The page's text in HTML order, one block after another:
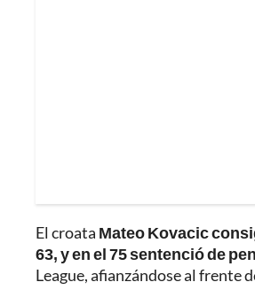
El croata Mateo Kovacic
63, y en el 75 sentenció de
League, afianzándose al frente